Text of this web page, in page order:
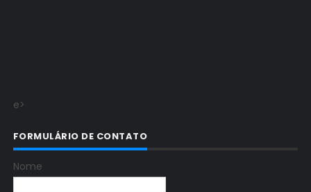
e>
FORMULÁRIO DE CONTATO
Nome